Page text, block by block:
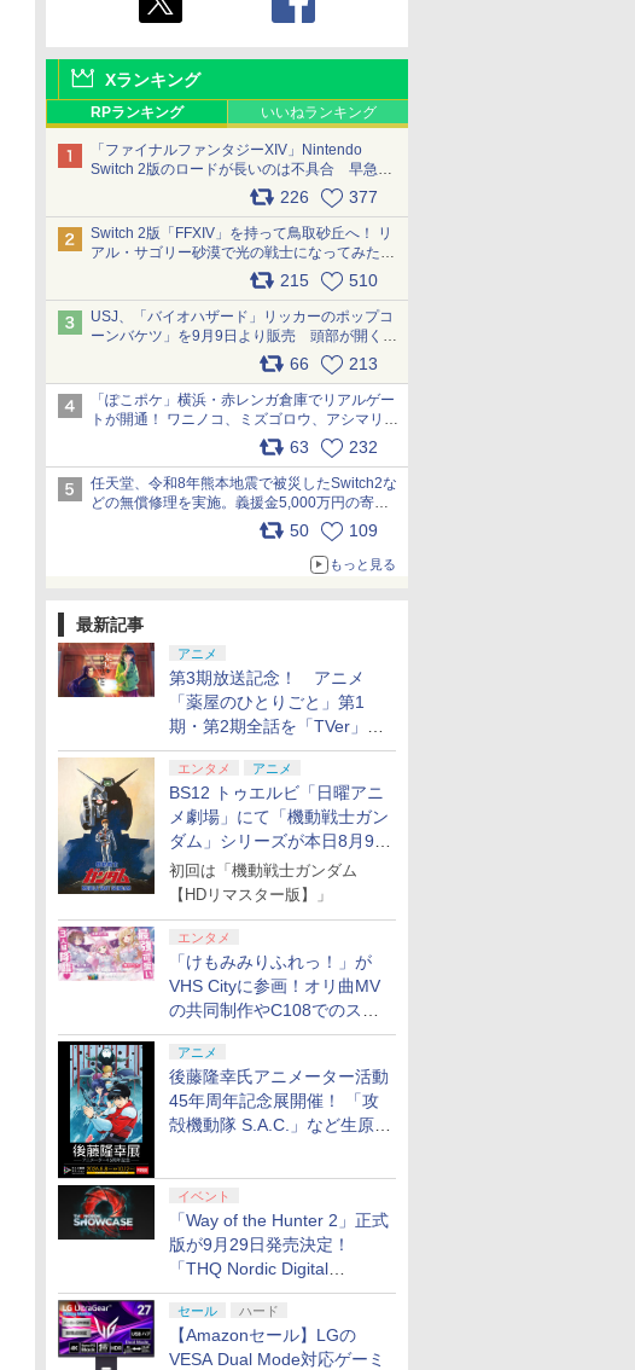
Xランキング
RPランキング いいねランキング
「ファイナルファンタジーXIV」Nintendo
Switch 2版のロードが長いのは不具合 早急に
アップデートできるよう対応中226 377
Switch 2版「FFXIV」を持って鳥取砂丘へ！ リ
アル・サゴリー砂漠で光の戦士になってみた
215 510
USJ、「バイオハザード」リッカーのポップコ
ーンバケツ」を9月9日より販売 頭部が開く仕
組み。味は恐怖を堪のう「味噌フレーバー」
66 213
「ぽこポケ」横浜・赤レンガ倉庫でリアルゲー
トが開通！ ワニノコ、ミズゴロウ、アシマリ登
場シーンをレポート pic.x.com/LDgEByVl6D
63 232
任天堂、令和8年熊本地震で被災したSwitch2な
どの無償修理を実施。義援金5,000万円の寄付
も発表 pic.x.com/BAYsMfUfUC
50 109
もっと見る
最新記事
アニメ
第3期放送記念！ アニメ
「薬屋のひとりごと」第1
期・第2期全話を「TVer」に
て期間限定で順次無料配信開
始エンタメ アニメ
BS12 トゥエルビ「日曜アニ
メ劇場」にて「機動戦士ガン
ダム」シリーズが本日8月9日
から8週連続で放送
初回は「機動戦士ガンダム
【HDリマスター版】」
エンタメ
「けもみみりふれっ！」が
VHS Cityに参画！オリ曲MV
の共同制作やC108でのスペ
シャルコラボ広告を掲出
アニメ
後藤隆幸氏アニメーター活動
45年周年記念展開催！ 「攻
殻機動隊 S.A.C.」など生原
イベント
「Way of the Hunter 2」正式
版が9月29日発売決定！
「THQ Nordic Digital
Showcase 2026」まとめ
セール ハード
【Amazonセール】LGの
VESA Dual Mode対応ゲーミ